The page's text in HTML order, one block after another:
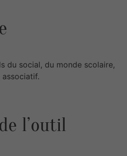
du social, du monde scolaire,
l’outil